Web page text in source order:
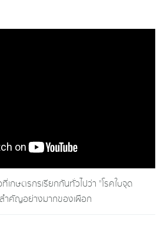
เกษตรกรเรียกกันทั่วไปว่า "โรคใบจุด
ำคัญอย่างมากของเผือก